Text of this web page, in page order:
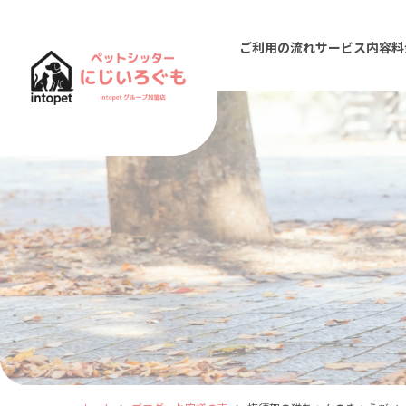
ご利用の流れサービス内容